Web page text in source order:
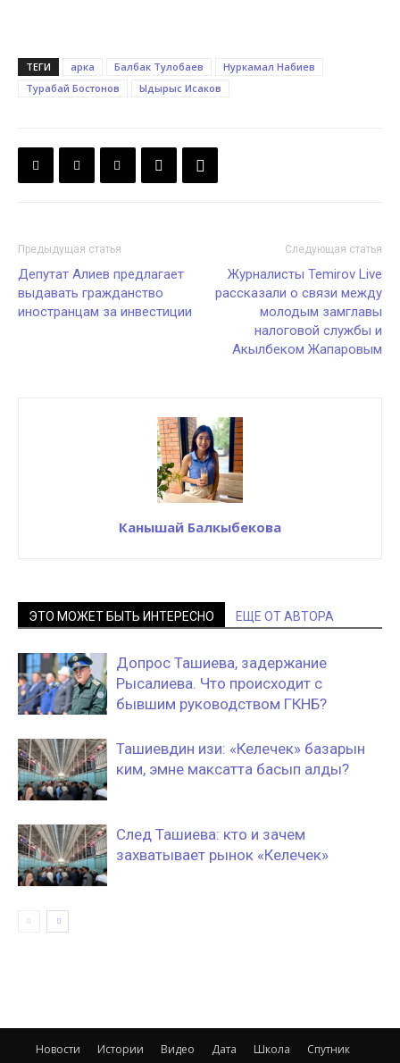
ТЕГИ арка Балбак Тулобаев
Нуркамал Набиев
Турабай Бостонов
Ыдырыс Исаков
Предыдущая статья
Депутат Алиев предлагает
выдавать гражданство
иностранцам за инвестиции
Следующая статья
Журналисты Temirov Live
рассказали о связи между
молодым замглавы
налоговой службы и
Акылбеком Жапаровым
Канышай Балкыбекова
ЭТО МОЖЕТ БЫТЬ ИНТЕРЕСНО ЕЩЕ ОТ АВТОРА
Допрос Ташиева, задержание
Рысалиева. Что происходит с
бывшим руководством ГКНБ?
Ташиевдин изи: «Келечек» базарын
ким, эмне максатта басып алды?
След Ташиева: кто и зачем
захватывает рынок «Келечек»
Новости Истории Видео Дата Школа
Спутник